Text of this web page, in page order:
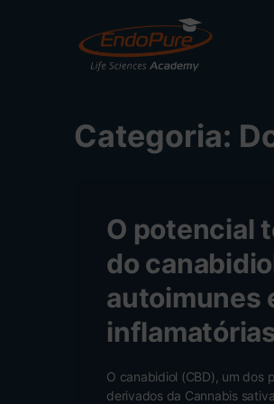
Categoria:
O potencial
do
autoimunes
O canabidiol (CBD), um dos
derivados da Cannabis